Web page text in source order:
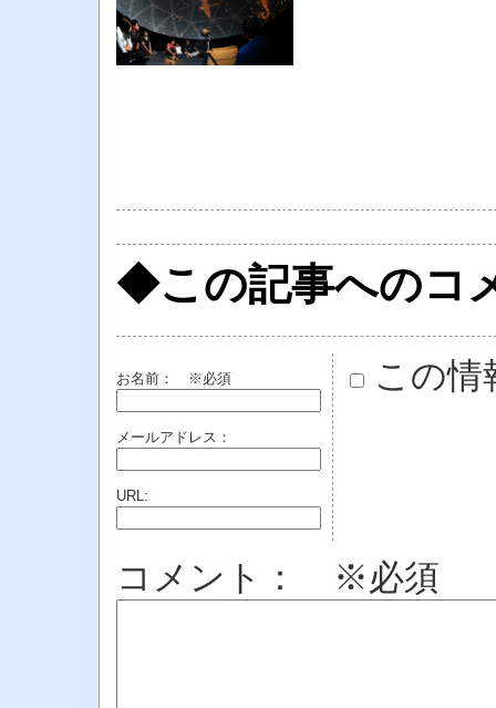
◆この記事へのコ
お名前： ※必須
メールアドレス：
URL:
この情
コメント： ※必須